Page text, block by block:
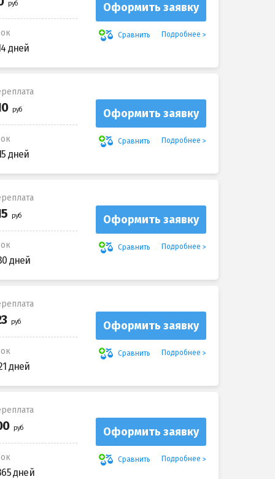
дней
Оформить заявку
Сравнить Подробнее
дней
Оформить заявку
Сравнить Подробнее
дней
Оформить заявку
Сравнить Подробнее
дней
Оформить заявку
Сравнить Подробнее
дней
Оформить заявку
Сравнить Подробнее